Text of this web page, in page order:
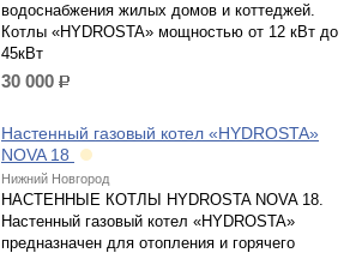
водоснабжения жилых домов и коттеджей.
Котлы «HYDROSTA» мощностью от 12 кВт до
45кВт
30 000 р.
Настенный газовый котел «HYDROSTA»
NOVA 18
Нижний Новгород
НАСТЕННЫЕ КОТЛЫ HYDROSTA NOVA 18.
Настенный газовый котел «HYDROSTA»
предназначен для отопления и горячего